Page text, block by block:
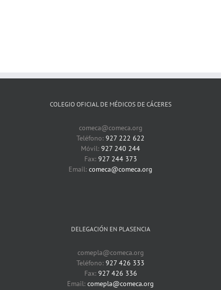
COLEGIO OFICIAL DE MÉDICOS DE CÁCERES
comeca@comeca.org
Teléfono: 927 222 622
Móvil: 927 240 244
Fax: 927 244 373
Email: comeca@comeca.org
DELEGACIÓN EN PLASENCIA
comepla@comeca.org
Teléfono: 927 426 333
Fax: 927 426 336
Email: comepla@comeca.org